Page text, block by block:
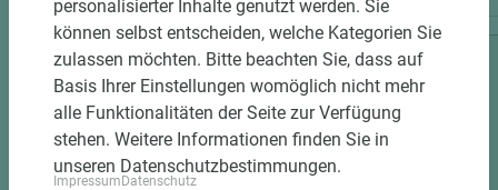
personalisierter Inhalte genutzt werden. Sie
können selbst entscheiden, welche Kategorien Sie
zulassen möchten. Bitte beachten Sie, dass auf
Basis Ihrer Einstellungen womöglich nicht mehr
alle Funktionalitäten der Seite zur Verfügung
stehen. Weitere Informationen finden Sie in
unseren Datenschutzbestimmungen.
ImpressumDatenschutz